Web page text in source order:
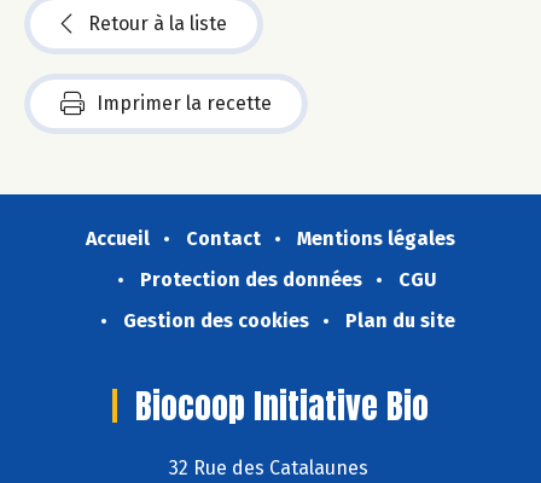
Retour à la liste
Imprimer la recette
Accueil Contact
Mentions légales
Protection des données
CGU
Gestion des cookies
Plan du site
Biocoop Initiative Bio
32 Rue des Catalaunes